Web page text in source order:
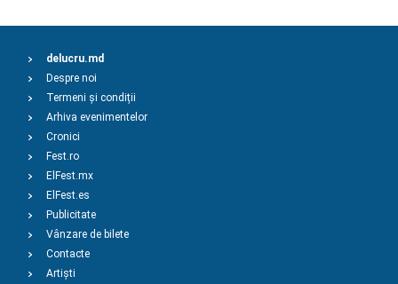
delucru.md
Despre noi
Termeni și condiții
Arhiva evenimentelor
Cronici
Fest.ro
ElFest.mx
ElFest.es
Publicitate
Vânzare de bilete
Contacte
Artiști